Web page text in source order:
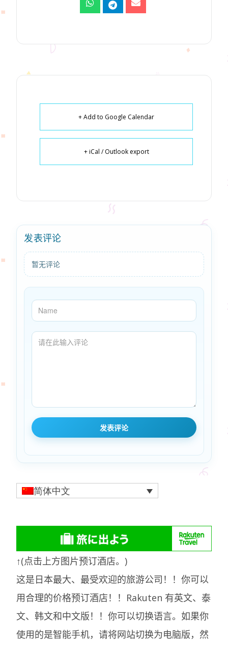
+ Add to Google Calendar
+ iCal / Outlook export
发表评论
暂无评论
简体中文
↑(点击上方图片预订酒店。)
这是日本最大、最受欢迎的旅游公司！！你可以
用合理的价格预订酒店！！Rakuten 有英文、泰
文、韩文和中文版！！你可以切换语言。如果你
使用的是智能手机，请将网站切换为电脑版，然